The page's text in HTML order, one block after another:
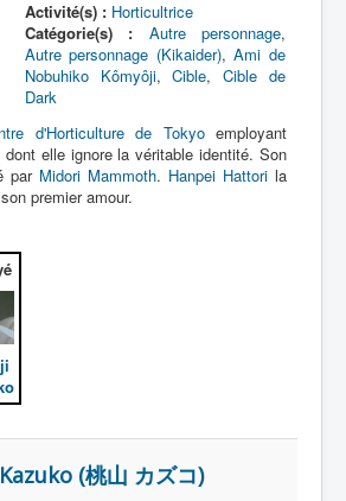
Activité(s) : Horticultrice
Catégorie(s) :
Autre personnage,
Autre personnage (Kikaider),Ami de
Nobuhiko Kômyôji,Cible,Cible de
Dark
d'Horticulture de Tokyoemployant
dont elle ignore la véritable identité. Son
par Midori Mammoth. Hanpei Hattori la
premier amour.
(桃山 カズコ)